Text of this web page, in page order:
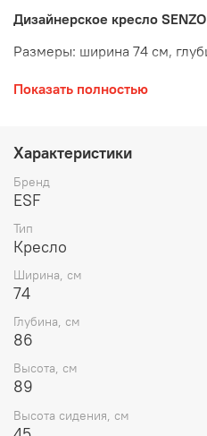
Дизайнерское кресло
Размеры: ширина 74 см,
Высота сидения 45 см
Цвет: Зеленый
Эргономичное сидение,
Показать полностью
Характеристики
Бренд
ESF
Тип
Кресло
Ширина, см
74
Глубина, см
86
Высота, см
89
Высота сидения, см